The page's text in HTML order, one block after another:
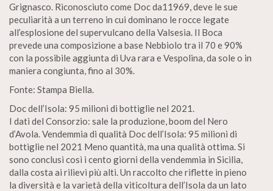
Grignasco. Riconosciuto come Doc da11969, deve le sue
peculiarità a un terreno in cui dominano le rocce legate
all’esplosione del supervulcano della Valsesia. Il Boca
prevede una composizione a base Nebbiolo tra il 70 e 90%
con la possibile aggiunta di Uva rara e Vespolina, da sole o in
maniera congiunta, fino al 30%.
Fonte: Stampa Biella.
Doc dell’Isola: 95 milioni di bottiglie nel 2021.
I dati del Consorzio: sale la produzione, boom del Nero
d’Avola. Vendemmia di qualità Doc dell’Isola: 95 milioni di
bottiglie nel 2021 Meno quantità, ma una qualità ottima. Si
sono conclusi così i cento giorni della vendemmia in Sicilia,
dalla costa ai rilievi più alti. Un raccolto che riflette in pieno
la diversità e la varietà della viticoltura dell’Isola da un lato